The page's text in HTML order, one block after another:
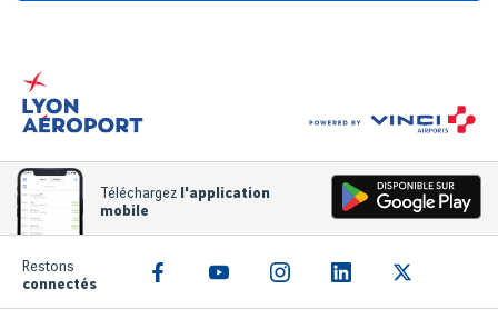
Téléchargez l'application
mobile
Restons
connectés